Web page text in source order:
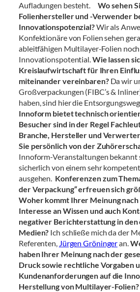
Aufladungen besteht.
Wo sehen
Folienhersteller und -Verwender
Innovationspotenzial?Wir als
Konfektionäre von Folien sehen
ableitfähigen Multilayer-Folien
Innovationspotential.Wie lassen
Kreislaufwirtschaft für Ihren
miteinander vereinbaren?Da wir
Großverpackungen (FIBC’s &
haben, sind hier die
Innoform bietet technisch
Besucher sind in der Regel
Branche, Hersteller und
Sie persönlich von der
Innoform-Veranstaltungen bekannt
sicherlich von einem sehr
ausgehen. Konferenzen zum
der Verpackung“ erfreuen sich
Woher kommt Ihrer Meinung nach
Interesse an Wissen und auch
negativer Berichterstattung in
Medien? Ich schließe mich da der
Referenten, Jürgen Gröningeran.
haben Ihrer Meinung nach der
Druck sowie rechtliche Vorgaben
Kundenanforderungen auf die
Herstellung von Multilayer-Folien?